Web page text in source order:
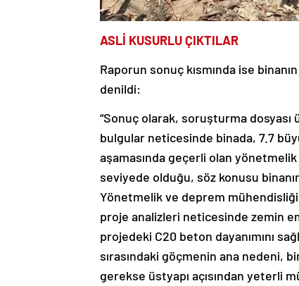
ASLİ KUSURLU ÇIKTILAR
Raporun sonuç kısmında ise
denildi:
“Sonuç olarak, soruşturma
bulgular neticesinde binada, 7.7
aşamasında geçerli olan
seviyede olduğu, söz konusu
Yönetmelik ve deprem
proje analizleri neticesinde zemin
projedeki C20 beton dayanımını
sırasındaki göçmenin ana nedeni,
gerekse üstyapı açısından yeterli